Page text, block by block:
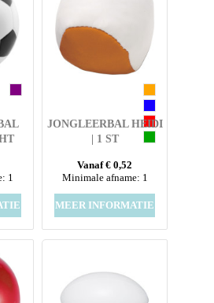
1
JONGLEERBAL HEIDI
| 1 ST
Vanaf € 0,52
Minimale afname: 1
MEER INFORMATIE